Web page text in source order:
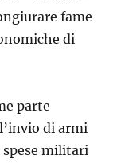
fame
di
parte
di armi
spese militari